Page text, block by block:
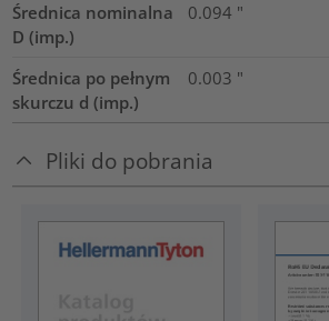
Średnica nominalna
D (imp.)
0.094 "
Średnica po pełnym
skurczu d (imp.)
0.003 "
Pliki do pobrania